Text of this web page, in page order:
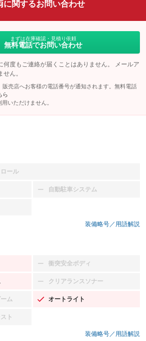
に関するお問い合わせ
まずは在庫確認・見積り依頼
無料電話でお問い合わせ
何度もご連絡が届くことはありません。 メールア
ん。
売店へお客様の電話番号が通知されます。無料電話
ら
いただけません。
ール
自動駐車システム
：装備なし
装備略号／用語解説
衝突安全ボディ
：装備なし
クリアランスソナー
：装備なし
ム オートライト
：装備あり
ト
装備略号／用語解説